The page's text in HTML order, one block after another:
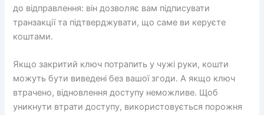
до відправлення: він дозволяє вам підписувати
транзакції та підтверджувати, що саме ви керуєте
коштами.
Якщо закритий ключ потрапить у чужі руки, кошти
можуть бути виведені без вашої згоди. А якщо ключ
втрачено, відновлення доступу неможливе. Щоб
уникнути втрати доступу, використовується порожня